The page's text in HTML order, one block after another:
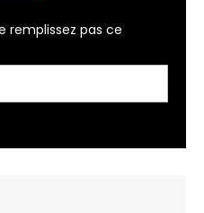
remplissez pas ce